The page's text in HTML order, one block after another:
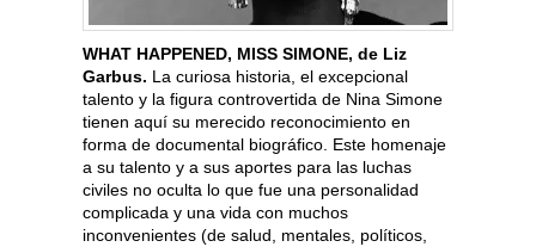
WHAT HAPPENED, MISS SIMONE, de Liz
Garbus. La curiosa historia, el excepcional
talento y la figura controvertida de Nina Simone
tienen aquí su merecido reconocimiento en
forma de documental biográfico. Este homenaje
a su talento y a sus aportes para las luchas
civiles no oculta lo que fue una personalidad
complicada y una vida con muchos
inconvenientes (de salud, mentales, políticos,